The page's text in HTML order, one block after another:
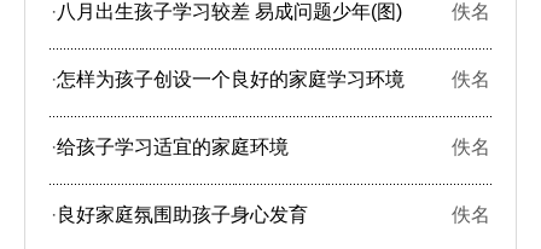
·八月出生孩子学习较差 易成问题少年(图) 佚名
·怎样为孩子创设一个良好的家庭学习环境 佚名
·给孩子学习适宜的家庭环境 佚名
·良好家庭氛围助孩子身心发育 佚名